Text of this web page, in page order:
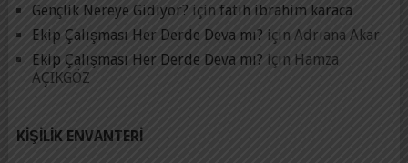
Gençlik Nereye Gidiyor? için fatih ibrahim karaca
Ekip Çalışması Her Derde Deva mı? için Adrıana Akar
Ekip Çalışması Her Derde Deva mı? için Hamza
AÇIKGÖZ
KIŞILIK ENVANTERI